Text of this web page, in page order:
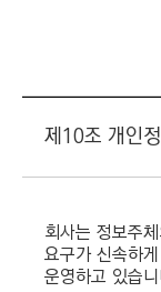
제10조 개인
회사는 정보주
요구가 신속하
운영하고 있습